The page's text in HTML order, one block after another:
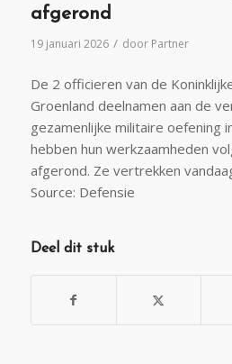
afgerond
19 januari 2026 / door Partner
De 2 officieren van de
Groenland deelnamen aan de
gezamenlijke militaire oefening
hebben hun werkzaamheden
afgerond. Ze vertrekken
Source: Defensie
Deel dit stuk